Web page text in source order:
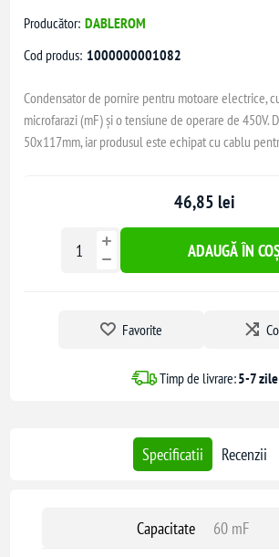
Producător: DABLEROM
Cod produs: 1000000001082
Condensator de pornire pentru motoare electrice,
microfarazi (mF) și o tensiune de operare de 450V.
50x117mm, iar produsul este echipat cu cablu
46,85 lei
ADAUGĂ ÎN
Favorite
Timp de livrare:5-7 zile
Specificatii Recenzii
Capacitate
60 mF